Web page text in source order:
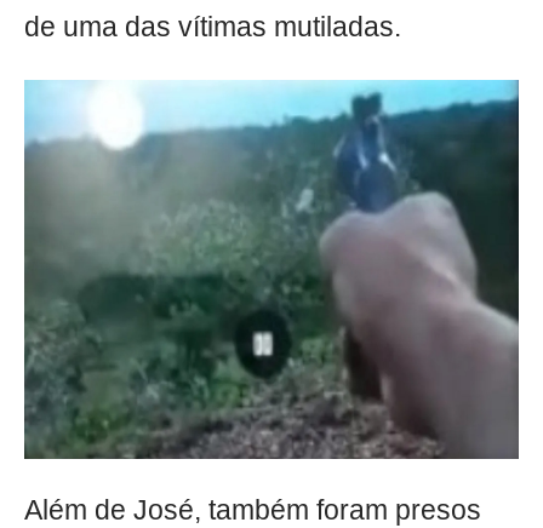
de uma das vítimas mutiladas.
Além de José, também foram presos